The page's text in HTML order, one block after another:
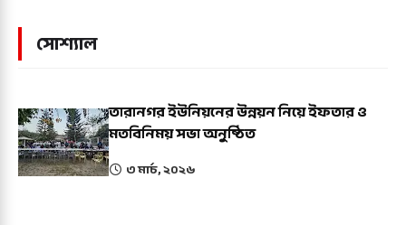
সোশ্যাল
তারানগর ইউনিয়নের উন্নয়ন নিয়ে ইফতার ও
মতবিনিময় সভা অনুষ্ঠিত
৩ মার্চ, ২০২৬